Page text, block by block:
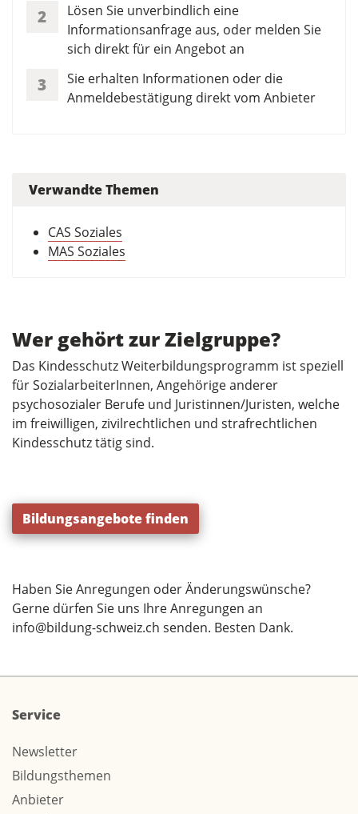
Wer gehört zur Zielgruppe?
Das Kindesschutz Weiterbildungsprogramm ist speziell
für SozialarbeiterInnen, Angehörige anderer
psychosozialer Berufe und Juristinnen/Juristen, welche
im freiwilligen, zivilrechtlichen und strafrechtlichen
Kindesschutz tätig sind.
2
Lösen Sie unverbindlich eine
Informationsanfrage aus, oder melden Sie
sich direkt für ein Angebot an
3
Sie erhalten Informationen oder die
Anmeldebestätigung direkt vom Anbieter
Verwandte Themen
CAS Soziales
MAS Soziales
Bildungsangebote finden
Haben Sie Anregungen oder Änderungswünsche?
Gerne dürfen Sie uns Ihre Anregungen an
info@bildung-schweiz.ch senden. Besten Dank.
Service
Newsletter
Bildungsthemen
Anbieter